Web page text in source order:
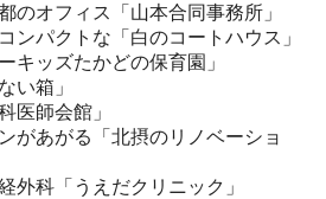
オフィス「山本合同事務所」
パクトな「白のコートハウス」
ッズたかどの保育園」
い箱」
医師会館」
があがる「北摂のリノベーショ
科「うえだクリニック」